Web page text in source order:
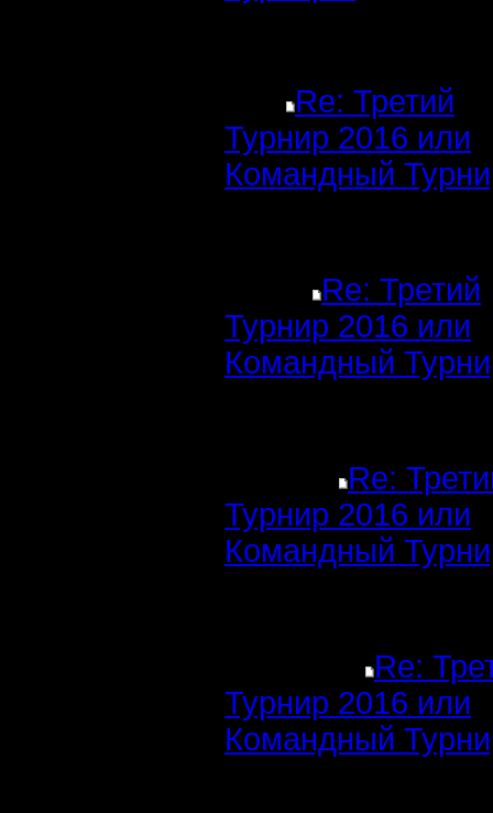
Re: Третий
Турнир 2016 или
Командный
Re: Третий
Турнир 2016 или
Командный
Re:
Турнир 2016 или
Командный
Re:
Турнир 2016 или
Командный